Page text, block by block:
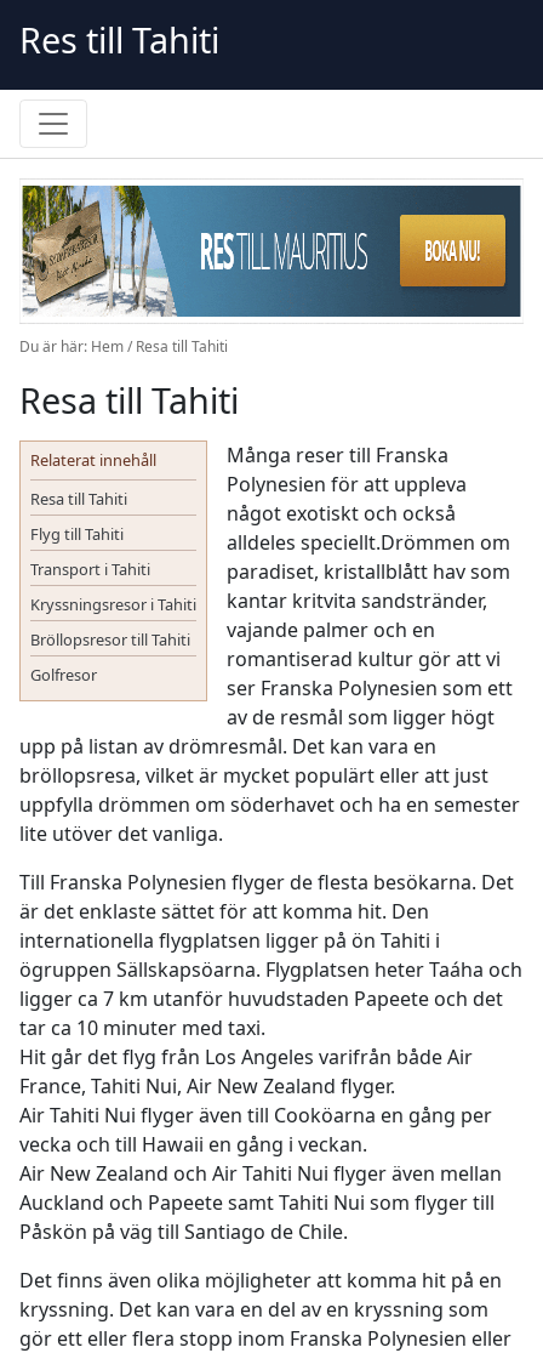
Res till Tahiti
Du är här: Hem/Resa till Tahiti
Resa till Tahiti
Relaterat innehåll
Resa till Tahiti
Flyg till Tahiti
Transport i Tahiti
Kryssningsresor i Tahiti
Bröllopsresor till Tahiti
Golfresor
Många reser till Franska
Polynesien för att uppleva
något exotiskt och också
alldeles speciellt.Drömmen om
paradiset, kristallblått hav som
kantar kritvita sandstränder,
vajande palmer och en
romantiserad kultur gör att vi
ser Franska Polynesien som ett
av de resmål som ligger högt
upp på listan av drömresmål. Det kan vara en
bröllopsresa, vilket är mycket populärt eller att just
uppfylla drömmen om söderhavet och ha en semester
lite utöver det vanliga.
Till Franska Polynesien flyger de flesta besökarna. Det
är det enklaste sättet för att komma hit. Den
internationella flygplatsen ligger på ön Tahiti i
ögruppen Sällskapsöarna. Flygplatsen heter Taáha och
ligger ca 7 km utanför huvudstaden Papeete och det
tar ca 10 minuter med taxi.
Hit går det flyg från Los Angeles varifrån både Air
France, Tahiti Nui, Air New Zealand flyger.
Air Tahiti Nui flyger även till Cooköarna en gång per
vecka och till Hawaii en gång i veckan.
Air New Zealand och Air Tahiti Nui flyger även mellan
Auckland och Papeete samt Tahiti Nui som flyger till
Påskön på väg till Santiago de Chile.
Det finns även olika möjligheter att komma hit på en
kryssning. Det kan vara en del av en kryssning som
gör ett eller flera stopp inom Franska Polynesien eller